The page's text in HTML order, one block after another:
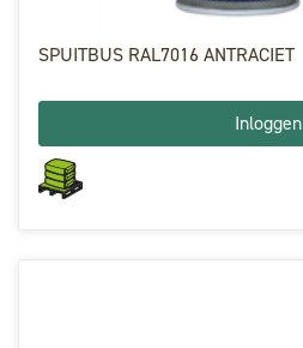
SPUITBUS RAL7016 ANTRACIET
Inloggen